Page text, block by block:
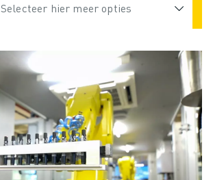
Toepassingen Industrieën
Selecteer hier meer opties